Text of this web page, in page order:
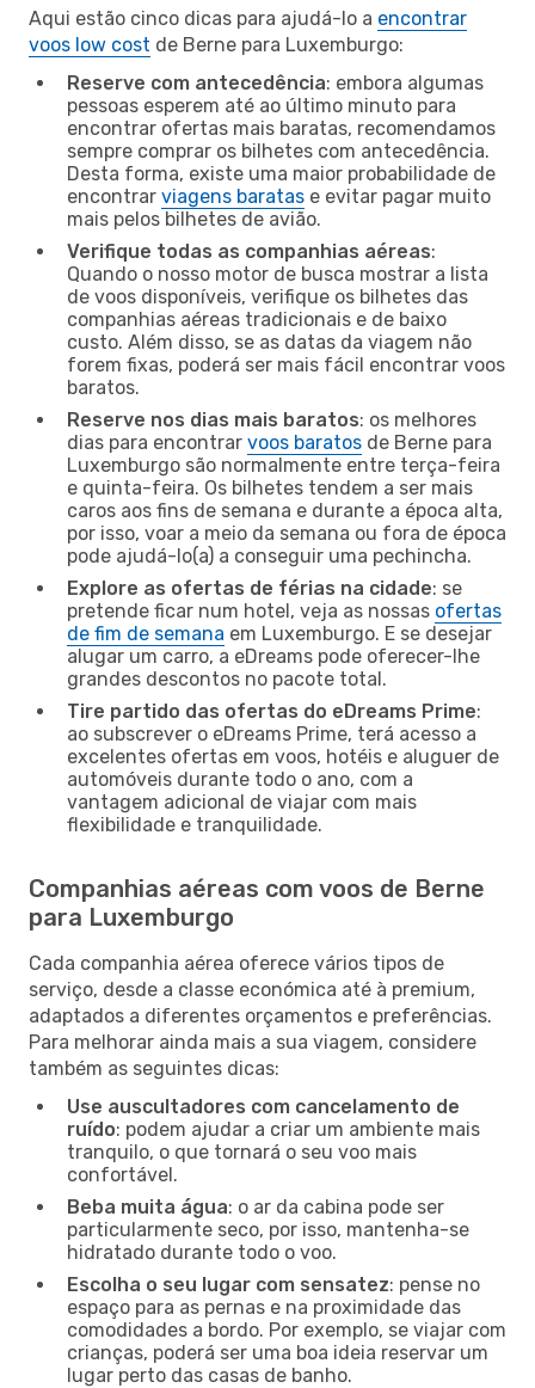
Aqui estão cinco dicas para ajudá-lo a encontrar
voos low cost de Berne para Luxemburgo:
Reserve com antecedência: embora algumas
pessoas esperem até ao último minuto para
encontrar ofertas mais baratas, recomendamos
sempre comprar os bilhetes com antecedência.
Desta forma, existe uma maior probabilidade de
encontrar viagens baratas e evitar pagar muito
mais pelos bilhetes de avião.
Verifique todas as companhias aéreas:
Quando o nosso motor de busca mostrar a lista
de voos disponíveis, verifique os bilhetes das
companhias aéreas tradicionais e de baixo
custo. Além disso, se as datas da viagem não
forem fixas, poderá ser mais fácil encontrar voos
baratos.
Reserve nos dias mais baratos: os melhores
dias para encontrar voos baratos de Berne para
Luxemburgo são normalmente entre terça-feira
e quinta-feira. Os bilhetes tendem a ser mais
caros aos fins de semana e durante a época alta,
por isso, voar a meio da semana ou fora de época
pode ajudá-lo(a) a conseguir uma pechincha.
Explore as ofertas de férias na cidade: se
pretende ficar num hotel, veja as nossas ofertas
de fim de semana em Luxemburgo. E se desejar
alugar um carro, a eDreams pode oferecer-lhe
grandes descontos no pacote total.
Tire partido das ofertas do eDreams Prime:
ao subscrever o eDreams Prime, terá acesso a
excelentes ofertas em voos, hotéis e aluguer de
automóveis durante todo o ano, com a
vantagem adicional de viajar com mais
flexibilidade e tranquilidade.
Companhias aéreas com voos de Berne
para Luxemburgo
Cada companhia aérea oferece vários tipos de
serviço, desde a classe económica até à premium,
adaptados a diferentes orçamentos e preferências.
Para melhorar ainda mais a sua viagem, considere
também as seguintes dicas:
Use auscultadores com cancelamento de
ruído: podem ajudar a criar um ambiente mais
tranquilo, o que tornará o seu voo mais
confortável.
Beba muita água: o ar da cabina pode ser
particularmente seco, por isso, mantenha-se
hidratado durante todo o voo.
Escolha o seu lugar com sensatez: pense no
espaço para as pernas e na proximidade das
comodidades a bordo. Por exemplo, se viajar com
crianças, poderá ser uma boa ideia reservar um
lugar perto das casas de banho.